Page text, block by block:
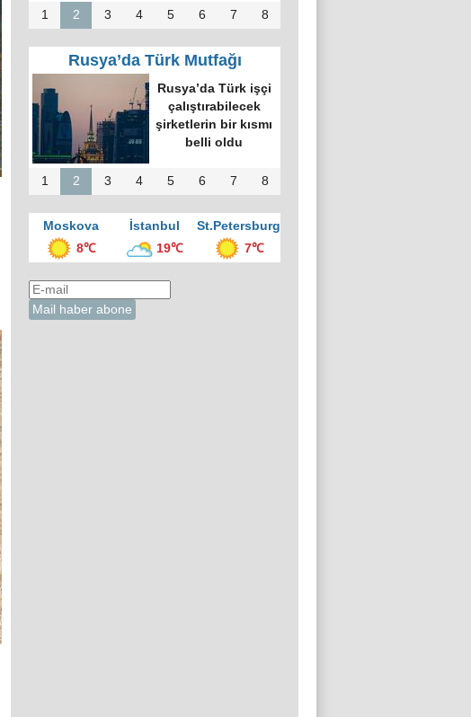
1 2 3 4 5 6 7 8
Rusya’da Türk Mutfağı
Moskova’nın en
büyük kültür
merkezinde “Türk
Kahvesi Gecesi”
düzenlendi
1 2 3 4 5 6 7 8
Moskova İstanbul
St.Petersburg
8℃
19℃ 7℃